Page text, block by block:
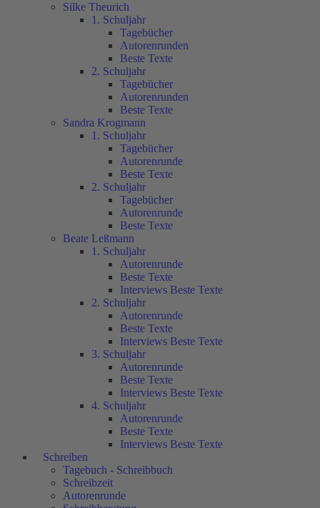
Silke Theurich
1. Schuljahr
Tagebücher
Autorenrunden
Beste Texte
2. Schuljahr
Tagebücher
Autorenrunden
Beste Texte
Sandra Krogmann
1. Schuljahr
Tagebücher
Autorenrunde
Beste Texte
2. Schuljahr
Tagebücher
Autorenrunde
Beste Texte
Beate Leßmann
1. Schuljahr
Autorenrunde
Beste Texte
Interviews Beste Texte
2. Schuljahr
Autorenrunde
Beste Texte
Interviews Beste Texte
3. Schuljahr
Autorenrunde
Beste Texte
Interviews Beste Texte
4. Schuljahr
Autorenrunde
Beste Texte
Interviews Beste Texte
Schreiben
Tagebuch - Schreibbuch
Schreibzeit
Autorenrunde